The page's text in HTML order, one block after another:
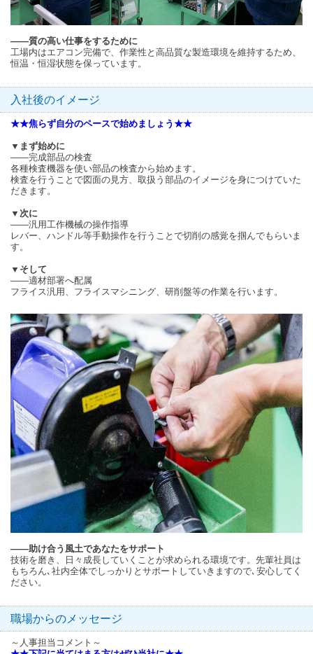
――質の高い仕事をするために
工場内はエアコン完備で、作業性と高品質な製造環境を維持するため、
恒温・恒湿状態を保っています。
入社後のイメージ
★★焦らず自分のペースで始めましょう★★
▼まず始めに
――完成部品の検査
各種検査機器を使い部品の検査から始めます。
検査を行うことで図面の見方、取扱う部品のイメージを身につけていた
だきます。
▼次に
――汎用工作機械の操作指導
レバー、ハンドル等手動操作を行うことで切削の感覚を掴んでもらいま
す。
▼そして
――適材部署へ配属
フライス汎用、フライスマシニング、研削盤等の作業を行います。
――助け合う風土であなたをサポート
技術を磨き、日々成長していくことが求められる環境です。先輩社員は
もちろん､社内全体でしっかりとサポートしていきますので､安心してく
ださい。
職場からのメッセージ
～人事担当コメント～